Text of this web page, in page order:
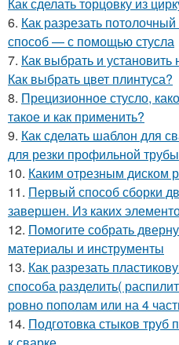
6. Как разрезать
способ — с помощью стусла
7. Как выбрать и
Как выбрать цвет плинтуса?
8. Прецизионное стусло,
такое и как применить?
9. Как сделать шаблон для
для резки профильной трубы
10. Каким отрезным диском
11. Первый способ сборки
завершен. Из каких
12. Помогите собрать
материалы и инструменты
13. Как разрезать
способа разделить(
ровно пополам или на 4
14. Подготовка стыков труб